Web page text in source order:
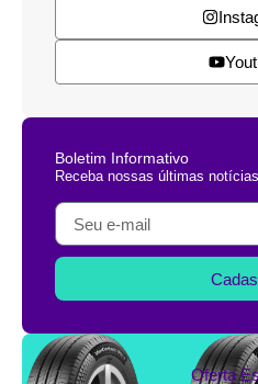
Boletim Informativo
Receba nossas últimas notícias
Oferta